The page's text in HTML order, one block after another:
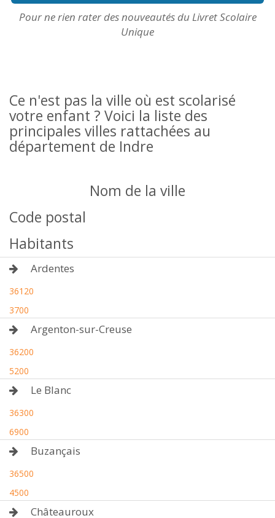
Pour ne rien rater des nouveautés du Livret Scolaire
Unique
Ce n'est pas la ville où est scolarisé
votre enfant ? Voici la liste des
principales villes rattachées au
département de Indre
Nom de la ville
Code postal
Habitants
Ardentes
36120
3700
Argenton-sur-Creuse
36200
5200
Le Blanc
36300
6900
Buzançais
36500
4500
Châteauroux